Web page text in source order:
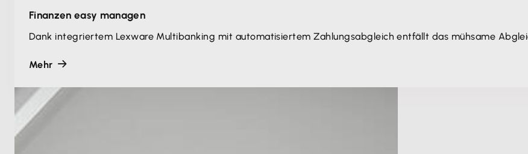
Finanzen easy managen
Dank integriertem Lexware Multibanking mit automatisiertem Zahlungsabgleich entfällt das mühsame
Mehr